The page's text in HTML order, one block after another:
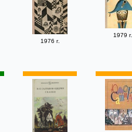
1976 г.
1979 г.